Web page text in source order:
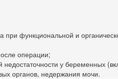
функциональной и
операции;
у беременных
органов, недержания мочи.